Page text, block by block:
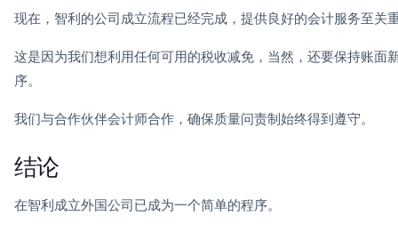
现在，智利的公司成立流程已经完成，提供良好的会计服务至关
这是因为我们想利用任何可用的税收减免，当然，还要保持账面
序。
我们与合作伙伴会计师合作，确保质量问责制始终得到遵守。
结论
在智利成立外国公司已成为一个简单的程序。